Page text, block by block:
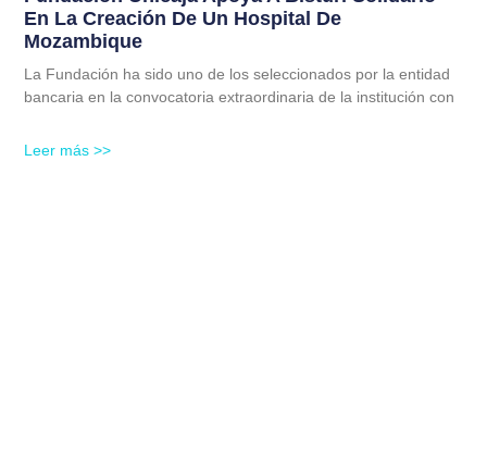
En La Creación De Un Hospital De
Mozambique
La Fundación ha sido uno de los seleccionados por la entidad
bancaria en la convocatoria extraordinaria de la institución con
Leer más >>